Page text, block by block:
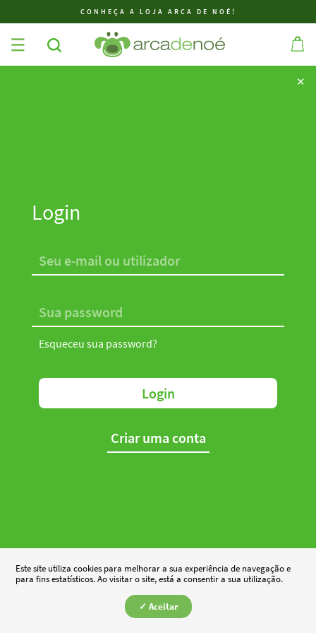
CONHEÇA A LOJA ARCA DE NOÉ!
✕
✕
Login
Esqueceu sua password?
Login
Criar uma conta
Este site utiliza cookies para melhorar a sua experiência de navegação e
para fins estatísticos. Ao visitar o site, está a consentir a sua utilização.
✓ Aceitar